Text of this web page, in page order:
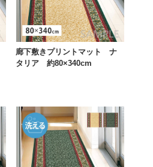
廊下敷きプリントマット ナ
タリア 約80×340cm